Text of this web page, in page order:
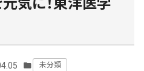
気に！東洋医学
folder 未分類